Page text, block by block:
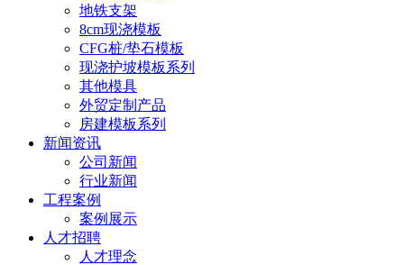
地铁支架
8cm现浇模板
CFG桩/垫石模板
现浇护坡模板系列
其他模具
外贸定制产品
房建模板系列
新闻资讯
公司新闻
行业新闻
工程案例
案例展示
人才招聘
人才理念